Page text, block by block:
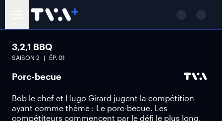
3,2,1 BBQ
SAISON 2 ÉP. 01
Porc-becue
Bob le chef et Hugo Girard jugent la compétition
ayant comme thème : Le porc-becue. Les
compétiteurs commencent par le défi le plus long,